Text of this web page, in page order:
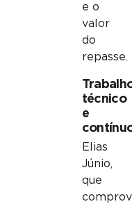
e o
valor
do
repasse.
técnico
e
Elias
Júnio,
que